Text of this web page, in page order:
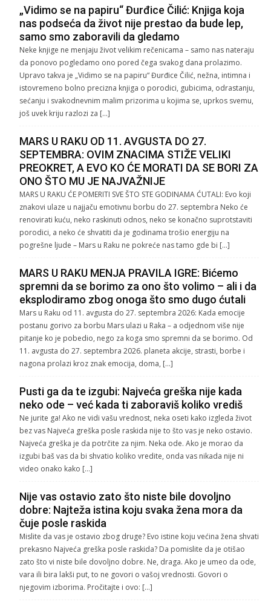
„Vidimo se na papiru“ Đurđice Čilić: Knjiga koja
nas podseća da život nije prestao da bude lep,
samo smo zaboravili da gledamo
Neke knjige ne menjaju život velikim rečenicama – samo nas nateraju
da ponovo pogledamo ono pored čega svakog dana prolazimo.
Upravo takva je „Vidimo se na papiru“ Đurđice Čilić, nežna, intimna i
istovremeno bolno precizna knjiga o porodici, gubicima, odrastanju,
sećanju i svakodnevnim malim prizorima u kojima se, uprkos svemu,
još uvek kriju razlozi za […]
MARS U RAKU OD 11. AVGUSTA DO 27.
SEPTEMBRA: OVIM ZNACIMA STIŽE VELIKI
PREOKRET, A EVO KO ĆE MORATI DA SE BORI ZA
ONO ŠTO MU JE NAJVAŽNIJE
MARS U RAKU ĆE POMERITI SVE ŠTO STE GODINAMA ĆUTALI: Evo koji
znakovi ulaze u najjaču emotivnu borbu do 27. septembra Neko će
renovirati kuću, neko raskinuti odnos, neko se konačno suprotstaviti
porodici, a neko će shvatiti da je godinama trošio energiju na
pogrešne ljude – Mars u Raku ne pokreće nas tamo gde bi […]
MARS U RAKU MENJA PRAVILA IGRE: Bićemo
spremni da se borimo za ono što volimo – ali i da
eksplodiramo zbog onoga što smo dugo ćutali
Mars u Raku od 11. avgusta do 27. septembra 2026: Kada emocije
postanu gorivo za borbu Mars ulazi u Raka – a odjednom više nije
pitanje ko je pobedio, nego za koga smo spremni da se borimo. Od
11. avgusta do 27. septembra 2026. planeta akcije, strasti, borbe i
nagona prolazi kroz znak emocija, doma, […]
Pusti ga da te izgubi: Najveća greška nije kada
neko ode – već kada ti zaboraviš koliko vrediš
Ne jurite ga! Ako ne vidi vašu vrednost, neka oseti kako izgleda život
bez vas Najveća greška posle raskida nije to što vas je neko ostavio.
Najveća greška je da potrčite za njim. Neka ode. Ako je morao da
izgubi baš vas da bi shvatio koliko vredite, onda vas nikada nije ni
video onako kako […]
Nije vas ostavio zato što niste bile dovoljno
dobre: Najteža istina koju svaka žena mora da
čuje posle raskida
Mislite da vas je ostavio zbog druge? Evo istine koju većina žena shvati
prekasno Najveća greška posle raskida? Da pomislite da je otišao
zato što vi niste bile dovoljno dobre. Ne, draga. Ako je umeo da ode,
vara ili bira lakši put, to ne govori o vašoj vrednosti. Govori o
njegovim izborima. Pročitajte i ovo: […]